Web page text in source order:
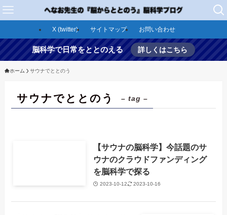
X (twitter) サイトマップ お問い合わせ
脳科学で日常をととのえる 詳しくはこちら
ホーム サウナでととのう
サウナでととのう – tag –
【サウナの脳科学】今話題のサ
ウナのクラウドファンディング
を脳科学で探る
2023-10-12 2023-10-16